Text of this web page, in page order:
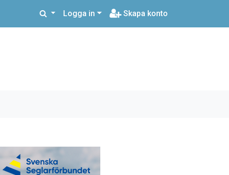
Logga in Skapa konto